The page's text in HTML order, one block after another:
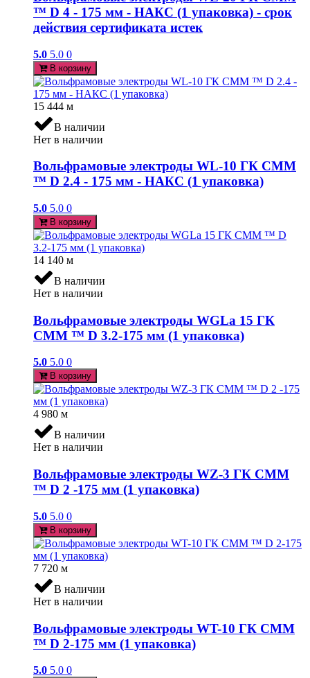
™ D 4 - 175 мм - НАКС (1 упаковка) - срок
действия сертификата истек
5.0 5.0 0
В корзину
15 444 м
В наличии
Нет в наличии
Вольфрамовые электроды WL-10 ГК СММ
™ D 2.4 - 175 мм - НАКС (1 упаковка)
5.0 5.0 0
В корзину
14 140 м
В наличии
Нет в наличии
Вольфрамовые электроды WGLa 15 ГК
СММ ™ D 3.2-175 мм (1 упаковка)
5.0 5.0 0
В корзину
4 980 м
В наличии
Нет в наличии
Вольфрамовые электроды WZ-3 ГК СММ
™ D 2 -175 мм (1 упаковка)
5.0 5.0 0
В корзину
7 720 м
В наличии
Нет в наличии
Вольфрамовые электроды WT-10 ГК СММ
™ D 2-175 мм (1 упаковка)
5.0 5.0 0